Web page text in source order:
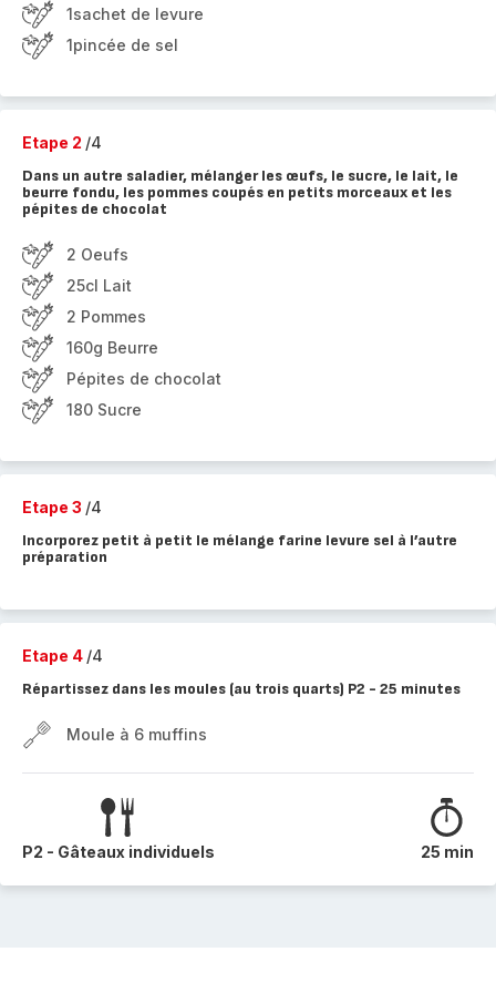
1sachet de levure
1pincée de sel
Etape 2 /4
Dans un autre saladier, mélanger les œufs, le sucre, le lait, le
beurre fondu, les pommes coupés en petits morceaux et les
pépites de chocolat
2 Oeufs
25cl Lait
2 Pommes
160g Beurre
Pépites de chocolat
180 Sucre
Etape 3 /4
Incorporez petit à petit le mélange farine levure sel à l’autre
préparation
Etape 4 /4
Répartissez dans les moules (au trois quarts) P2 - 25 minutes
Moule à 6 muffins
P2 - Gâteaux individuels 25 min